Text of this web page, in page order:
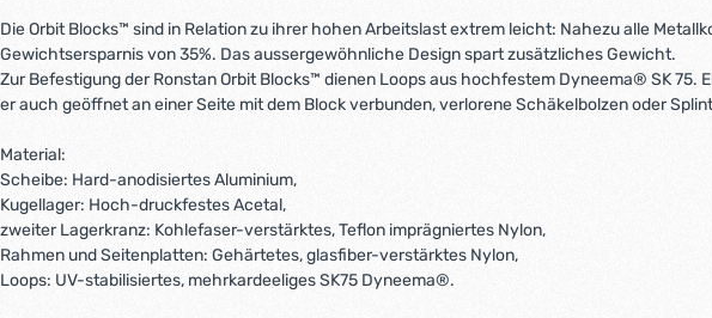
Die Orbit Blocks™ sind in Relation zu ihrer hohen Arbeitslast extrem leicht: Nahezu alle
Gewichtsersparnis von 35%. Das aussergewöhnliche Design spart zusätzliches Gewicht.
Zur Befestigung der Ronstan Orbit Blocks™ dienen Loops aus hochfestem Dyneema® SK
er auch geöffnet an einer Seite mit dem Block verbunden, verlorene Schäkelbolzen oder
Material:
Scheibe: Hard-anodisiertes Aluminium,
Kugellager: Hoch-druckfestes Acetal,
zweiter Lagerkranz: Kohlefaser-verstärktes, Teflon imprägniertes Nylon,
Rahmen und Seitenplatten: Gehärtetes, glasfiber-verstärktes Nylon,
Loops: UV-stabilisiertes, mehrkardeeliges SK75 Dyneema®.